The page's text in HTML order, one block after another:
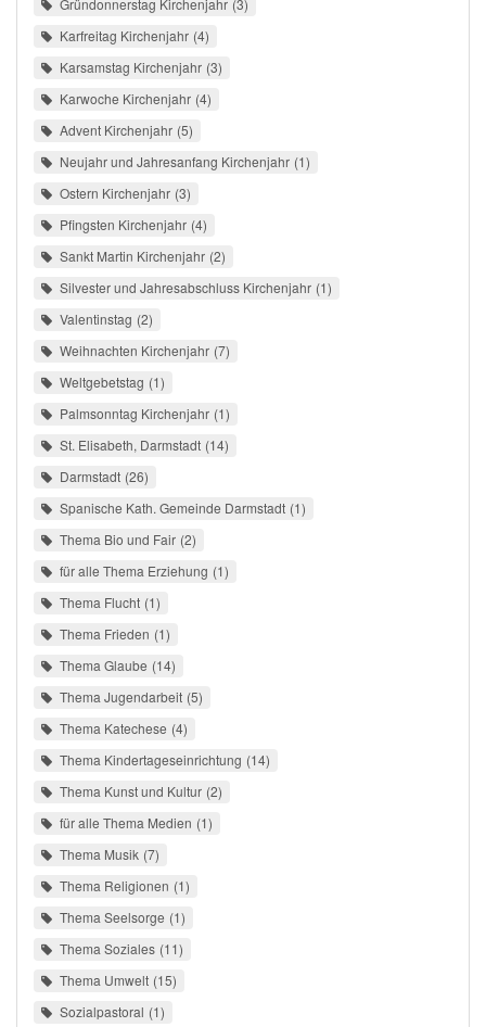
Gründonnerstag Kirchenjahr 3
Karfreitag Kirchenjahr 4
Karsamstag Kirchenjahr 3
Karwoche Kirchenjahr 4
Advent Kirchenjahr 5
Neujahr und Jahresanfang Kirchenjahr 1
Ostern Kirchenjahr 3
Pfingsten Kirchenjahr 4
Sankt Martin Kirchenjahr 2
Silvester und Jahresabschluss Kirchenjahr 1
Valentinstag 2
Weihnachten Kirchenjahr 7
Weltgebetstag 1
Palmsonntag Kirchenjahr 1
St. Elisabeth, Darmstadt 14
Darmstadt 26
Spanische Kath. Gemeinde Darmstadt 1
Thema Bio und Fair 2
für alle Thema Erziehung 1
Thema Flucht 1
Thema Frieden 1
Thema Glaube 14
Thema Jugendarbeit 5
Thema Katechese 4
Thema Kindertageseinrichtung 14
Thema Kunst und Kultur 2
für alle Thema Medien 1
Thema Musik 7
Thema Religionen 1
Thema Seelsorge 1
Thema Soziales 11
Thema Umwelt 15
Sozialpastoral 1